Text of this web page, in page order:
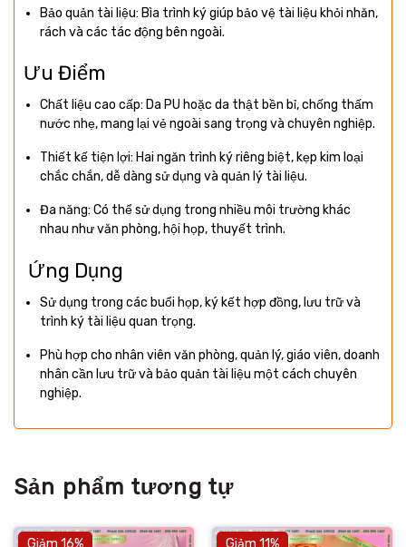
Bảo quản tài liệu: Bìa trình ký giúp bảo vệ tài liệu khỏi nhăn,
rách và các tác động bên ngoài.
Ưu Điểm
Chất liệu cao cấp: Da PU hoặc da thật bền bỉ, chống thấm
nước nhẹ, mang lại vẻ ngoài sang trọng và chuyên nghiệp.
Thiết kế tiện lợi: Hai ngăn trình ký riêng biệt, kẹp kim loại
chắc chắn, dễ dàng sử dụng và quản lý tài liệu.
Đa năng: Có thể sử dụng trong nhiều môi trường khác
nhau như văn phòng, hội họp, thuyết trình.
Ứng Dụng
Sử dụng trong các buổi họp, ký kết hợp đồng, lưu trữ và
trình ký tài liệu quan trọng.
Phù hợp cho nhân viên văn phòng, quản lý, giáo viên, doanh
nhân cần lưu trữ và bảo quản tài liệu một cách chuyên
nghiệp.
Sản phẩm tương tự
Giảm 16% Giảm 11%